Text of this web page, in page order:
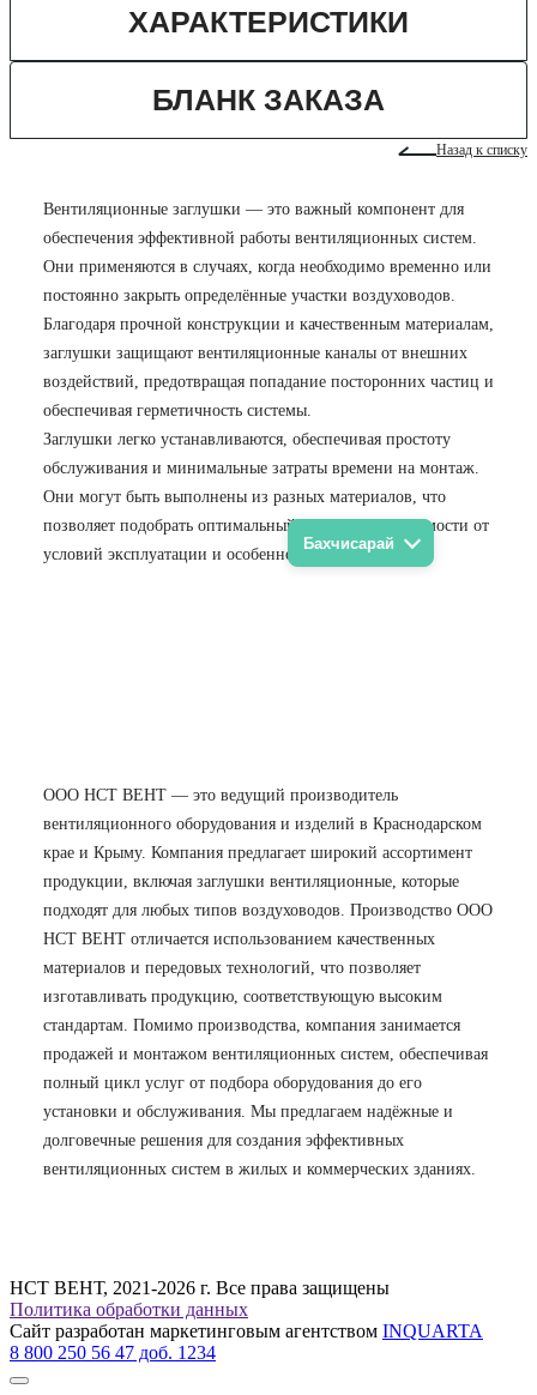
Бахчисарай
ХАРАКТЕРИСТИКИ
БЛАНК ЗАКАЗА
Назад к списку
Вентиляционные заглушки — это важный компонент для
обеспечения эффективной работы вентиляционных систем.
Они применяются в случаях, когда необходимо временно или
постоянно закрыть определённые участки воздуховодов.
Благодаря прочной конструкции и качественным материалам,
заглушки защищают вентиляционные каналы от внешних
воздействий, предотвращая попадание посторонних частиц и
обеспечивая герметичность системы.
Заглушки легко устанавливаются, обеспечивая простоту
обслуживания и минимальные затраты времени на монтаж.
Они могут быть выполнены из разных материалов, что
позволяет подобрать оптимальный вариант в зависимости от
условий эксплуатации и особенностей системы.
ООО НСТ ВЕНТ — это ведущий производитель
вентиляционного оборудования и изделий в Краснодарском
крае и Крыму. Компания предлагает широкий ассортимент
продукции, включая заглушки вентиляционные, которые
подходят для любых типов воздуховодов. Производство ООО
НСТ ВЕНТ отличается использованием качественных
материалов и передовых технологий, что позволяет
изготавливать продукцию, соответствующую высоким
стандартам. Помимо производства, компания занимается
продажей и монтажом вентиляционных систем, обеспечивая
полный цикл услуг от подбора оборудования до его
установки и обслуживания. Мы предлагаем надёжные и
долговечные решения для создания эффективных
вентиляционных систем в жилых и коммерческих зданиях.
НСТ ВЕНТ, 2021-2026 г. Все права защищены
Политика обработки данных
Сайт разработан маркетинговым агентством INQUARTA
8 800 250 56 47 доб. 1234